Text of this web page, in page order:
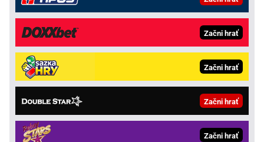
Začni hrať
Začni hrať
Začni hrať
Začni hrať